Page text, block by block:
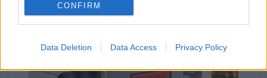
CONFIRM
Data Deletion Data Access Privacy Policy
Susiję straipsniai